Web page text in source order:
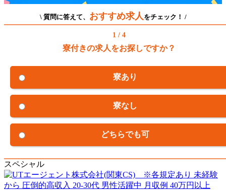
\ 質問に答えて、 おすすめ求人 をチェック！ /
1 / 4
寮付きの求人をお探しですか？
寮あり
寮なし
どちらでも可
スペシャル